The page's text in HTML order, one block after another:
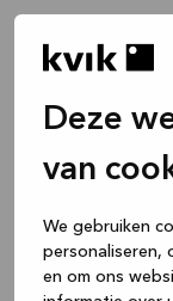
Deze
van
We gebruiken
personaliseren,
en om ons